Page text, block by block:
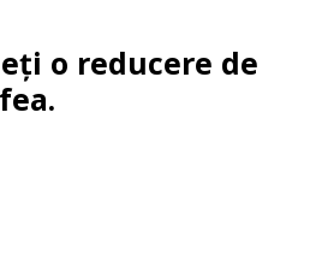
o reducere de